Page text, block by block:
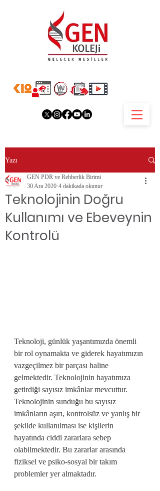
Yazı
Teknolojinin Doğru
Kullanımı ve Ebeveynin
Kontrolü
GEN PDR ve Rehberlik Birimi
30 Ara 2020 4 dakikada okunur
Teknoloji, günlük yaşantımızda önemli
bir rol oynamakta ve giderek hayatımızın
vazgeçilmez bir parçası haline
gelmektedir. Teknolojinin hayatımıza
getirdiği sayısız imkânlar mevcuttur.
Teknolojinin sunduğu bu sayısız
imkânların aşırı, kontrolsüz ve yanlış bir
şekilde kullanılması ise kişilerin
hayatında ciddi zararlara sebep
olabilmektedir. Bu zararlar arasında
fiziksel ve psiko-sosyal bir takım
problemler yer almaktadır.